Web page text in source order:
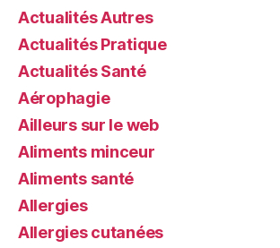
Actualités Autres
Actualités Pratique
Actualités Santé
Aérophagie
Ailleurs sur le web
Aliments minceur
Aliments santé
Allergies
Allergies cutanées